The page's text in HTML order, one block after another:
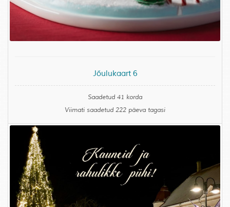
Jõulukaart 6
Saadetud 41 korda
Viimati saadetud 222 päeva tagasi